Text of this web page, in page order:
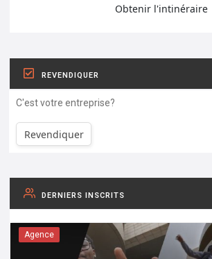
Obtenir l'intinéraire
REVENDIQUER
C'est votre entreprise?
Revendiquer
DERNIERS INSCRITS
Agence